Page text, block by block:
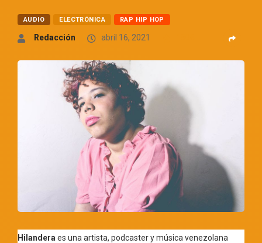
AUDIO ELECTRÓNICA RAP HIP HOP
Redacción abril 16, 2021
Hilandera es una artista, podcaster y música venezolana